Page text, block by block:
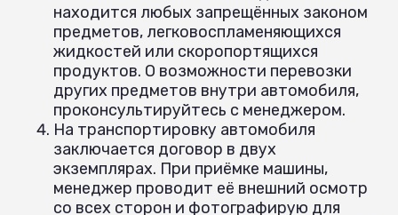
находится любых запрещённых законом
предметов, легковоспламеняющихся
жидкостей или скоропортящихся
продуктов. О возможности перевозки
других предметов внутри автомобиля,
проконсультируйтесь с менеджером.
На транспортировку автомобиля
заключается договор в двух
экземплярах. При приёмке машины,
менеджер проводит её внешний осмотр
со всех сторон и фотографирую для